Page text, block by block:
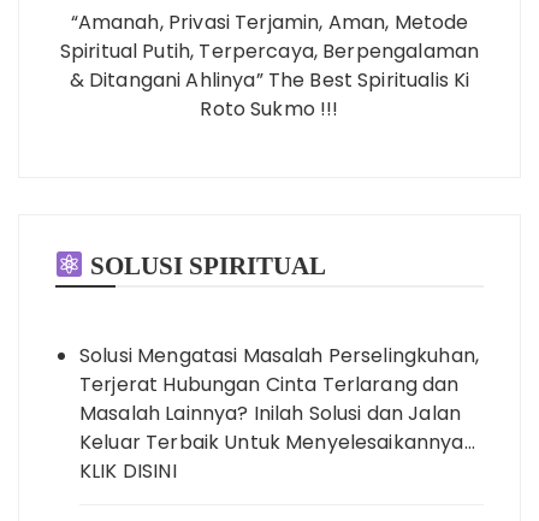
“Amanah, Privasi Terjamin, Aman, Metode
Spiritual Putih, Terpercaya, Berpengalaman
& Ditangani Ahlinya” The Best Spiritualis Ki
Roto Sukmo !!!
SOLUSI SPIRITUAL
Solusi Mengatasi Masalah Perselingkuhan,
Terjerat Hubungan Cinta Terlarang dan
Masalah Lainnya? Inilah Solusi dan Jalan
Keluar Terbaik Untuk Menyelesaikannya…
KLIK DISINI